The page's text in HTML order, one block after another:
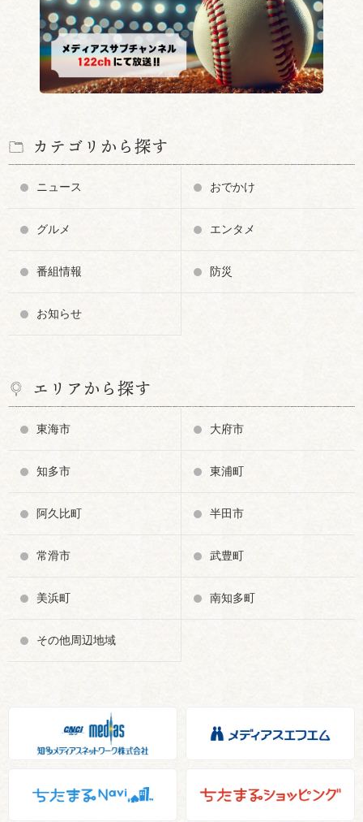
カテゴリから探す
ニュース おでかけ
グルメ エンタメ
番組情報 防災
お知らせ
エリアから探す
東海市 大府市
知多市 東浦町
阿久比町 半田市
常滑市 武豊町
美浜町 南知多町
その他周辺地域